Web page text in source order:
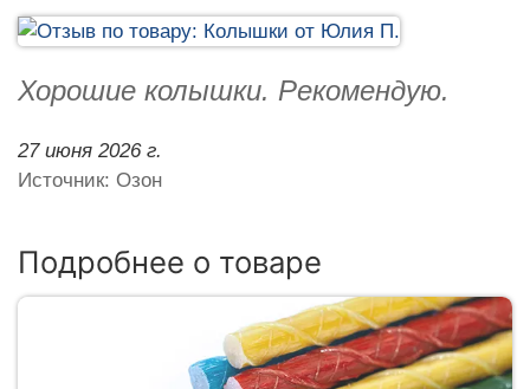
Хорошие колышки. Рекомендую.
27 июня 2026 г.
Источник: Озон
Подробнее о товаре